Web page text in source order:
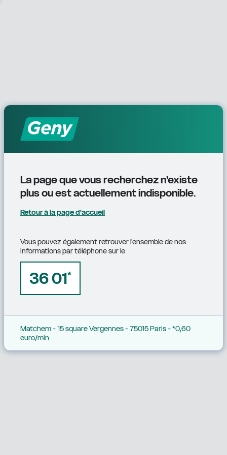
La page que vous recherchez n'existe
plus ou est actuellement indisponible.
Retour à la page d'accueil
Vous pouvez également retrouver l'ensemble de nos
informations par téléphone sur le
36 01*
Matchem - 15 square Vergennes - 75015 Paris - *0,60
euro/min